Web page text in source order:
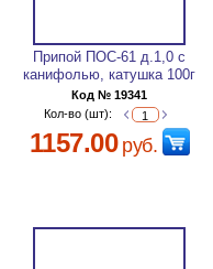
Припой ПОС-61 д.1,0 с
канифолью, катушка 100г
Код № 19341
Кол-во (шт):
1157.00руб.